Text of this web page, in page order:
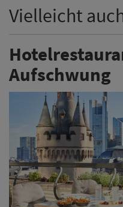
Vielleicht
Aufschwung